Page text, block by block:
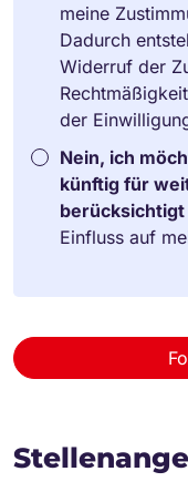
meine
Dadurch
Widerruf der
der
Nein, ich
künftig für
Einfluss auf